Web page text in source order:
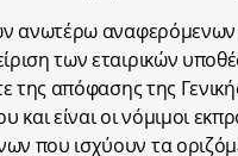
ανωτέρω
των εταιρικών
της απόφασης της
και είναι οι νόμιμοι
που ισχύουν τα